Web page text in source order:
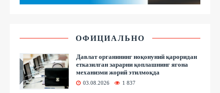
ОФИЦИАЛЬНО
Давлат органининг ноқонуний қароридан
етказилган зарарни қоплашнинг ягона
механизми жорий этилмоқда
03.08.2026 1 837